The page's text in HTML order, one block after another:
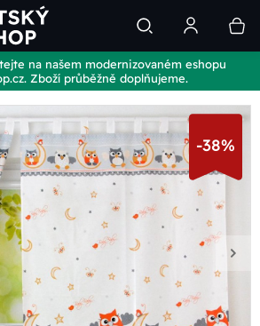
na našem modernizovaném eshopu
Zboží průběžně doplňujeme.
-38%